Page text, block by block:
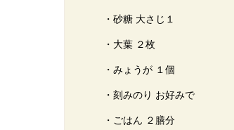
・砂糖 大さじ１
・大葉 ２枚
・みょうが １個
・刻みのり お好みで
・ごはん ２膳分